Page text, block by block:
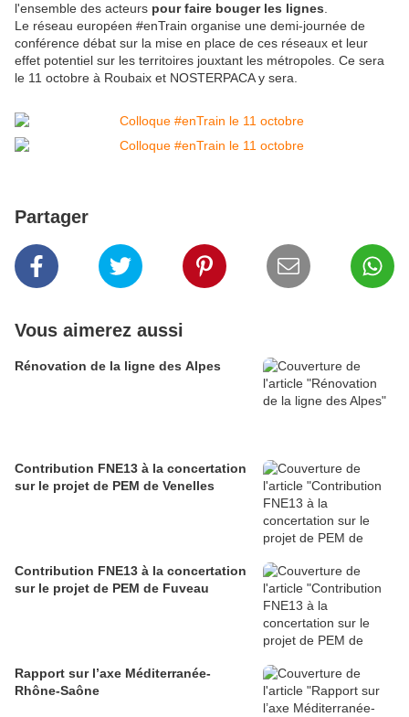
l'ensemble des acteurs pour faire bouger les lignes
Le réseau européen #enTrain organise une demi-journée de
conférence débat sur la mise en place de ces réseaux et leur
effet potentiel sur les territoires jouxtant les métropoles. Ce sera
le 11 octobre à Roubaix et NOSTERPACA y sera.
Partager
Vous aimerez aussi
Rénovation de la ligne des Alpes
Contribution FNE13 à la concertation
sur le projet de PEM de Venelles
Contribution FNE13 à la concertation
sur le projet de PEM de Fuveau
Rapport sur l’axe Méditerranée-
Rhône-Saône